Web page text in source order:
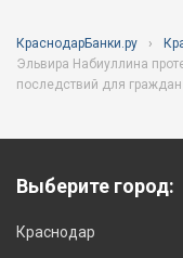
КраснодарБанки.ру
Эльвира Набиуллина
последствий для граждан
Выберите город:
Краснодар